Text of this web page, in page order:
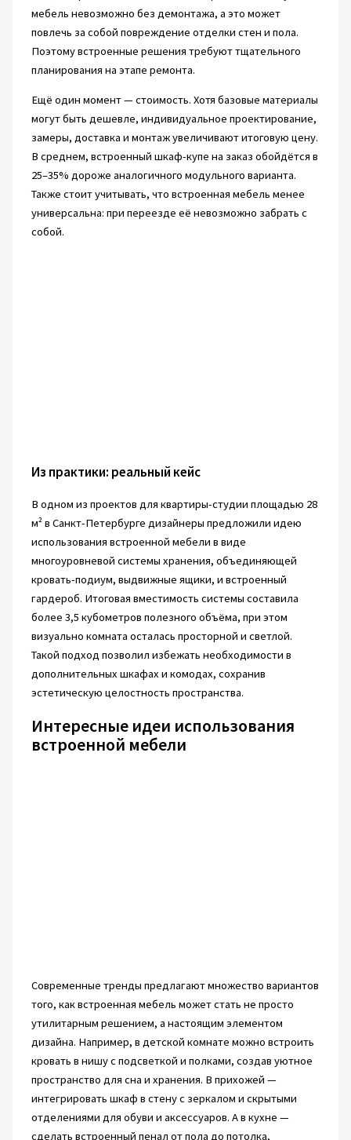
мебель невозможно без демонтажа, а это может
повлечь за собой повреждение отделки стен и пола.
Поэтому встроенные решения требуют тщательного
планирования на этапе ремонта.
Ещё один момент — стоимость. Хотя базовые материалы
могут быть дешевле, индивидуальное проектирование,
замеры, доставка и монтаж увеличивают итоговую цену.
В среднем, встроенный шкаф-купе на заказ обойдётся в
25–35% дороже аналогичного модульного варианта.
Также стоит учитывать, что встроенная мебель менее
универсальна: при переезде её невозможно забрать с
собой.
Из практики: реальный кейс
В одном из проектов для квартиры-студии площадью 28
м² в Санкт-Петербурге дизайнеры предложили идею
использования встроенной мебели в виде
многоуровневой системы хранения, объединяющей
кровать-подиум, выдвижные ящики, и встроенный
гардероб. Итоговая вместимость системы составила
более 3,5 кубометров полезного объёма, при этом
визуально комната осталась просторной и светлой.
Такой подход позволил избежать необходимости в
дополнительных шкафах и комодах, сохранив
эстетическую целостность пространства.
Интересные идеи использования
встроенной мебели
Современные тренды предлагают множество вариантов
того, как встроенная мебель может стать не просто
утилитарным решением, а настоящим элементом
дизайна. Например, в детской комнате можно встроить
кровать в нишу с подсветкой и полками, создав уютное
пространство для сна и хранения. В прихожей —
интегрировать шкаф в стену с зеркалом и скрытыми
отделениями для обуви и аксессуаров. А в кухне —
сделать встроенный пенал от пола до потолка,